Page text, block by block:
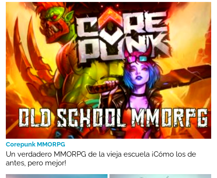
Corepunk MMORPG
Un verdadero MMORPG de la vieja escuela ¡Cómo los de
antes, pero mejor!